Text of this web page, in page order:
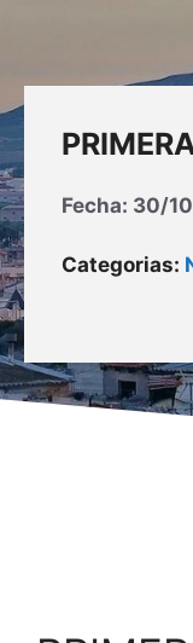
Fecha: 30/
Categorias: